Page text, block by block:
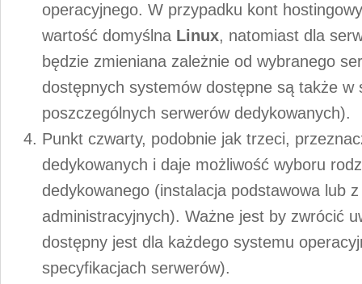
operacyjnego. W przypadku kont
wartość domyślna Linux, natomiast dla
będzie zmieniana zależnie od wybranego
dostępnych systemów dostępne są także w
poszczególnych serwerów dedykowanych).
Punkt czwarty, podobnie jak trzeci,
dedykowanych i daje możliwość wyboru
dedykowanego (instalacja podstawowa lub
administracyjnych). Ważne jest by zwrócić
dostępny jest dla każdego systemu
specyfikacjach serwerów).